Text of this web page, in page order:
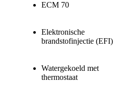
ECM 70
Elektronische
brandstofinjectie (EFI)
Watergekoeld met
thermostaat